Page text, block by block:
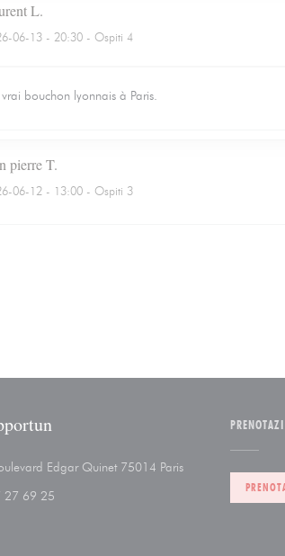
L
06-13 - 20:30 - Ospiti 4
bouchon lyonnais à Paris.
pierreT
06-12 - 13:00 - Ospiti 3
Edgar Quinet 75014 Paris((apre una nuova
27 69 25